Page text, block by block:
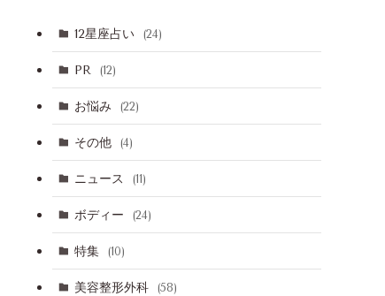
11：00～19：00※曜日により
休診日：日、月(第3)
快適な施術を提供
イボ、ニキビ跡など
で、気軽に相談でき
10：00 ～ 18：00※曜日によ
休診日：土、日、祝
3,一部保険適用
11：00～20：00※曜日により
休診日：日、祝
使し、理想の肌へと
12星座占い (24)
PR (12)
お悩み (22)
その他 (4)
ニュース (11)
ボディー (24)
特集 (10)
美容整形外科 (58)